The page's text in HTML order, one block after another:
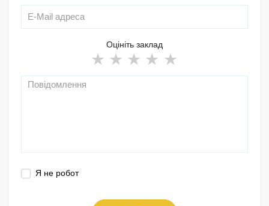
Оцініть заклад
Я не робот